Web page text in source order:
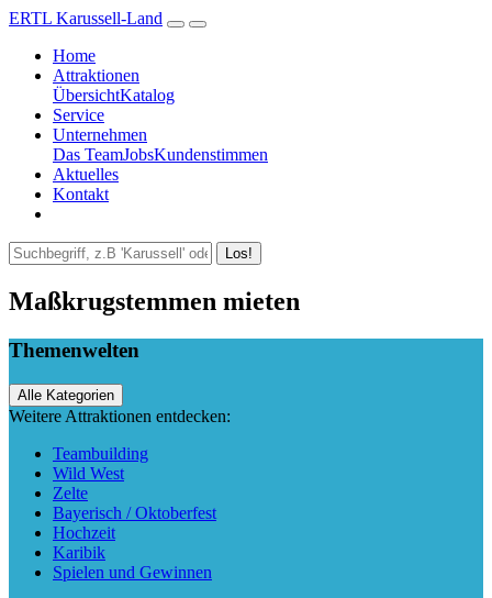
ERTL Karussell-Land
Home
Attraktionen
ÜbersichtKatalog
Service
Unternehmen
Das TeamJobsKundenstimmen
Aktuelles
Kontakt
Los!
Maßkrugstemmen mieten
Themenwelten
Alle Kategorien
Weitere Attraktionen entdecken:
Teambuilding
Wild West
Zelte
Bayerisch / Oktoberfest
Hochzeit
Karibik
Spielen und Gewinnen